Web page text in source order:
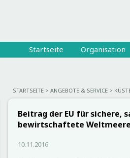
Startseite Organisation
STARTSEITE ANGEBOTE & SERVICE
Beitrag der EU für sichere,
bewirtschaftete
10.11.2016